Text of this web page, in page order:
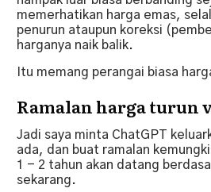
memerhatikan harga emas,
penurun ataupun koreksi
harganya naik balik.
Itu memang perangai biasa
Ramalan harga turun
Jadi saya minta ChatGPT
ada, dan buat ramalan
1 - 2 tahun akan datang
sekarang.